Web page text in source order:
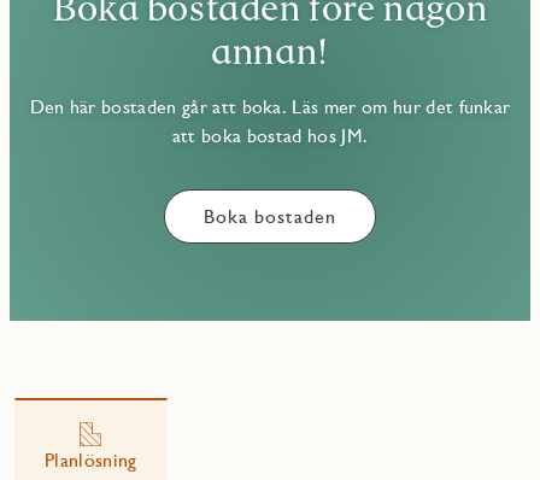
annan!
Den här bostaden går att boka. Läs mer om hur det funkar
att boka bostad hos JM.
Boka bostaden
Planlösning